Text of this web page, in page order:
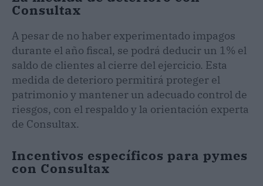
Consultax
A pesar de no haber experimentado impagos
durante el año fiscal, se podrá deducir un 1% el
saldo de clientes al cierre del ejercicio. Esta
medida de deterioro permitirá proteger el
patrimonio y mantener un adecuado control de
riesgos, con el respaldo y la orientación experta
de Consultax.
Incentivos específicos para pymes
con Consultax